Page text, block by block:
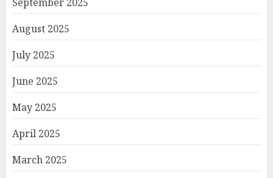
August 2025
July 2025
June 2025
May 2025
April 2025
March 2025